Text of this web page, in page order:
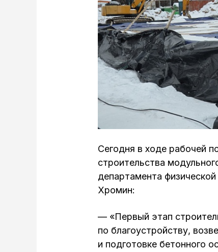
Сегодня в ходе рабочей
строительства
департамента
Хромин:
— «Первый этап
по благоустройству,
и подготовке бетонного